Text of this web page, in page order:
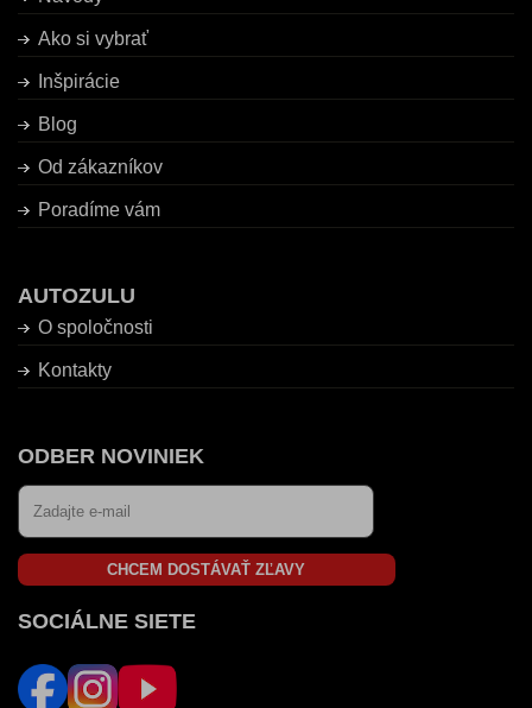
Ako si vybrať
Inšpirácie
Blog
Od zákazníkov
Poradíme vám
AUTOZULU
O spoločnosti
Kontakty
ODBER NOVINIEK
CHCEM DOSTÁVAŤ ZĽAVY
SOCIÁLNE SIETE